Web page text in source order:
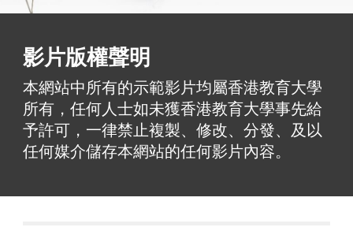
影片版權聲明
本網站中所有的示範影片均屬香港教育大學
所有，任何人士如未獲香港教育大學事先給
予許可，一律禁止複製、修改、分發、及以
任何媒介儲存本網站的任何影片內容。